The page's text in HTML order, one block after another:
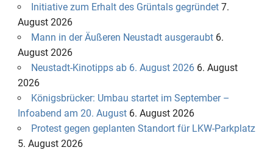
Initiative zum Erhalt des Grüntals gegründet 7.
August 2026
Mann in der Äußeren Neustadt ausgeraubt 6.
August 2026
Neustadt-Kinotipps ab 6. August 2026 6. August
2026
Königsbrücker: Umbau startet im September –
Infoabend am 20. August 6. August 2026
Protest gegen geplanten Standort für LKW-Parkplatz
5. August 2026